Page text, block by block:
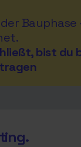
bist du